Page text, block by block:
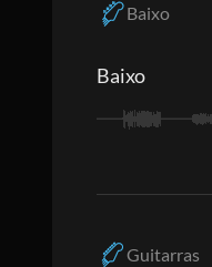
Baixo
Baixo
Guitarras